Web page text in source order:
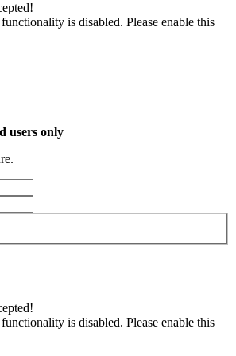
is disabled. Please enable this
users only
is disabled. Please enable this